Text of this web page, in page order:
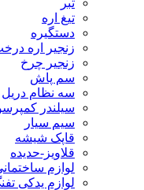
تبر
تیغ اره
دستگیره
زنجیر اره
زنجیر چرخ
سم پاش
سه نظام دریل
سیلندر
سیم سیار
قاپک شیشه
قلاویز-حدیده
لوازم
لوازم یدکی